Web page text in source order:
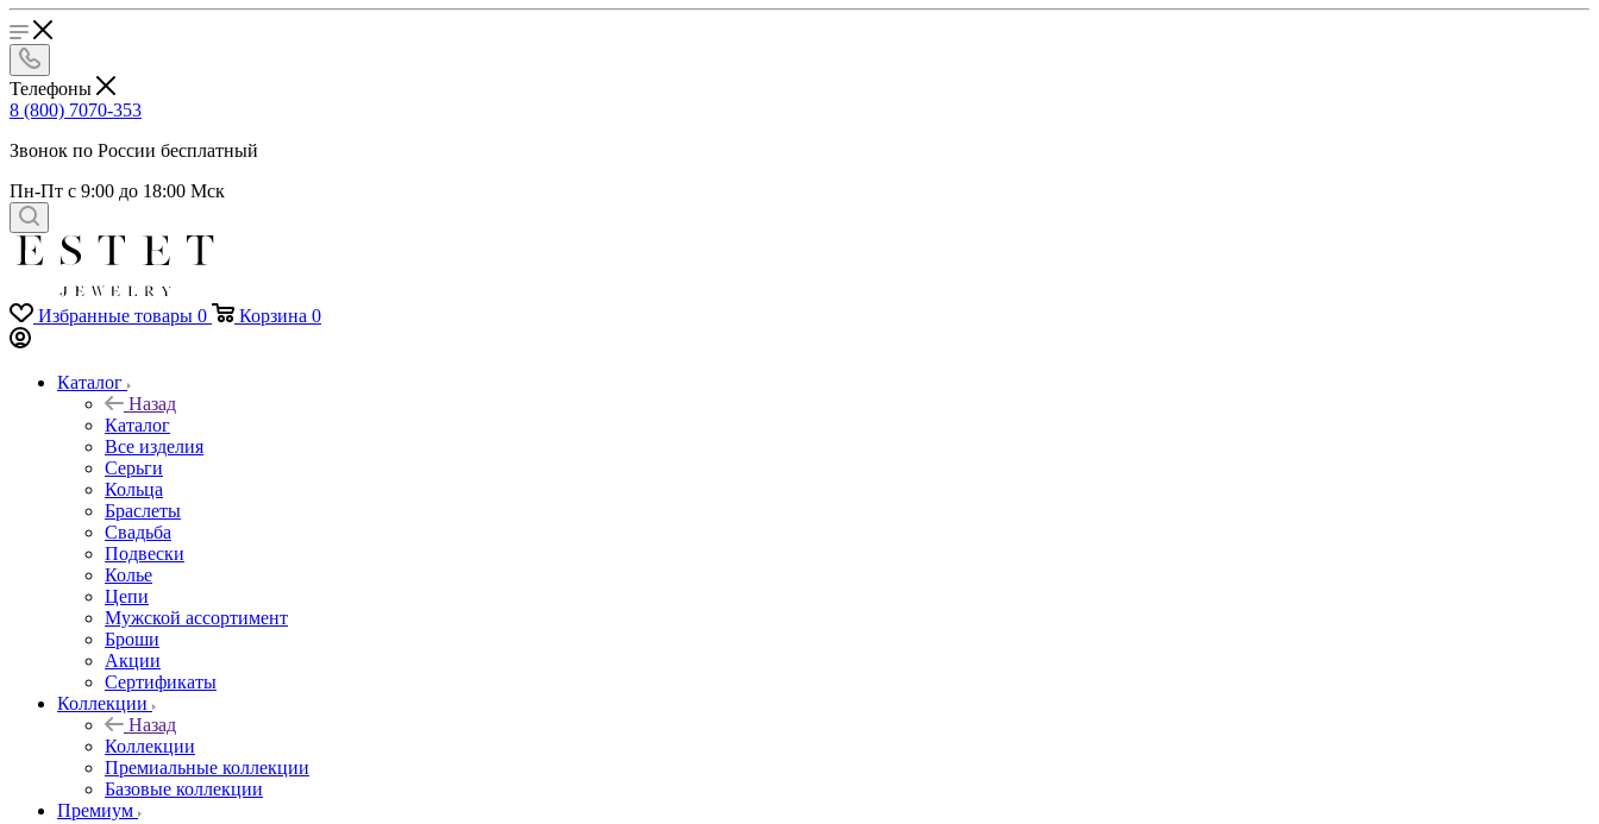
Телефоны
8 (800) 7070-353
Звонок по России бесплатный
Пн-Пт с 9:00 до 18:00 Мск
Избранные товары 0 Корзина 0
Каталог
Назад
Каталог
Все изделия
Серьги
Кольца
Браслеты
Свадьба
Подвески
Колье
Цепи
Мужской ассортимент
Броши
Акции
Сертификаты
Коллекции
Назад
Коллекции
Премиальные коллекции
Базовые коллекции
Премиум